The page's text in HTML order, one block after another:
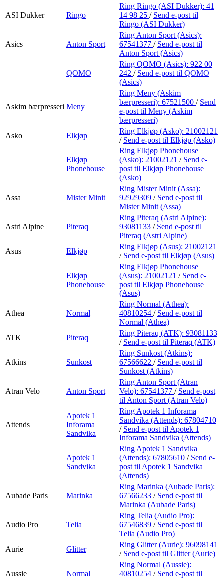
ASI Dukker Ringo
Ring Ringo (ASI Dukker): 41
14 98 25 / Send e-post til
Ringo (ASI Dukker)
Asics Anton Sport
Ring Anton Sport (Asics):
67541377 / Send e-post til
Anton Sport (Asics)
QOMO
Ring QOMO (Asics): 922 00
242 / Send e-post til QOMO
(Asics)
Askim bærpresseri Meny
Ring Meny (Askim
bærpresseri): 67521500 / Send
e-post til Meny (Askim
bærpresseri)
Asko
Elkjøp
Ring Elkjøp (Asko): 21002121
/ Send e-post til Elkjøp (Asko)
Elkjøp
Phonehouse
Ring Elkjøp Phonehouse
(Asko): 21002121 / Send e-
post til Elkjøp Phonehouse
(Asko)
Assa Mister Minit
Ring Mister Minit (Assa):
92929309 / Send e-post til
Mister Minit (Assa)
Astri Alpine Piteraq
Ring Piteraq (Astri Alpine):
93081133 / Send e-post til
Piteraq (Astri Alpine)
Asus
Elkjøp
Ring Elkjøp (Asus): 21002121
/ Send e-post til Elkjøp (Asus)
Elkjøp
Phonehouse
Ring Elkjøp Phonehouse
(Asus): 21002121 / Send e-
post til Elkjøp Phonehouse
(Asus)
Athea Normal
Ring Normal (Athea):
40810254 / Send e-post til
Normal (Athea)
ATK
Piteraq
Ring Piteraq (ATK): 93081133
/ Send e-post til Piteraq (ATK)
Atkins Sunkost
Ring Sunkost (Atkins):
67566622 / Send e-post til
Sunkost (Atkins)
Atran Velo Anton Sport
Ring Anton Sport (Atran
Velo): 67541377 / Send e-post
til Anton Sport (Atran Velo)
Attends
Apotek 1
Inforama
Sandvika
Ring Apotek 1 Inforama
Sandvika (Attends): 67804710
/ Send e-post til Apotek 1
Inforama Sandvika (Attends)
Apotek 1
Sandvika
Ring Apotek 1 Sandvika
(Attends): 67805610 / Send e-
post til Apotek 1 Sandvika
(Attends)
Aubade Paris Marinka
Ring Marinka (Aubade Paris):
67566233 / Send e-post til
Marinka (Aubade Paris)
Audio Pro Telia
Ring Telia (Audio Pro):
67546839 / Send e-post til
Telia (Audio Pro)
Aurie
Glitter
Ring Glitter (Aurie): 96098141
/ Send e-post til Glitter (Aurie)
Aussie Normal
Ring Normal (Aussie):
40810254 / Send e-post til